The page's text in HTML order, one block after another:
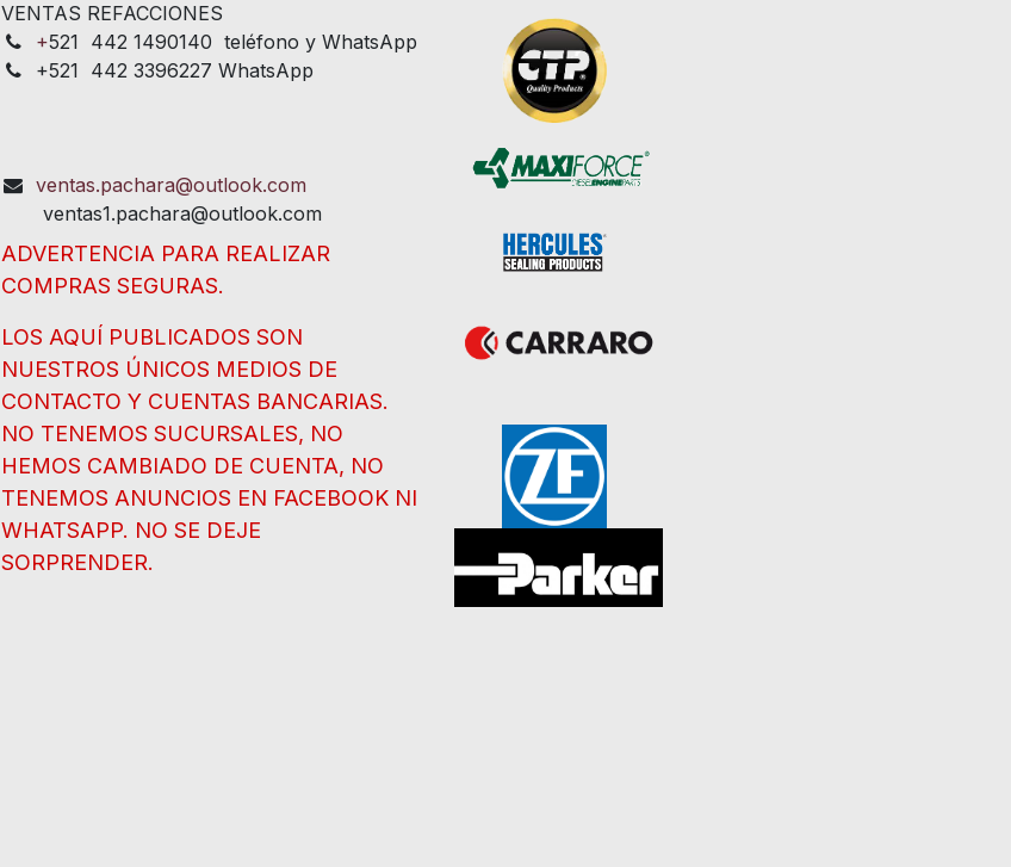
VENTAS REFACCIONES
+521 442 1490140 teléfono y WhatsApp
+521 442 3396227 WhatsApp
ventas.pachara@outlook.com
ventas1.pachara@outlook.com
ADVERTENCIA PARA REALIZAR
COMPRAS SEGURAS.
LOS AQUÍ PUBLICADOS SON
NUESTROS ÚNICOS MEDIOS DE
CONTACTO Y CUENTAS BANCARIAS.
NO TENEMOS SUCURSALES, NO
HEMOS CAMBIADO DE CUENTA, NO
TENEMOS ANUNCIOS EN FACEBOOK NI
WHATSAPP. NO SE DEJE
SORPRENDER.